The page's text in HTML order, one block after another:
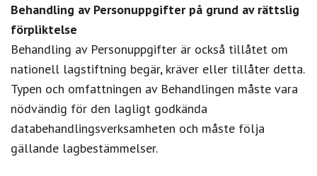
Behandling av Personuppgifter på grund av rättslig
förpliktelse
Behandling av Personuppgifter är också tillåtet om
nationell lagstiftning begär, kräver eller tillåter detta.
Typen och omfattningen av Behandlingen måste vara
nödvändig för den lagligt godkända
databehandlingsverksamheten och måste följa
gällande lagbestämmelser.